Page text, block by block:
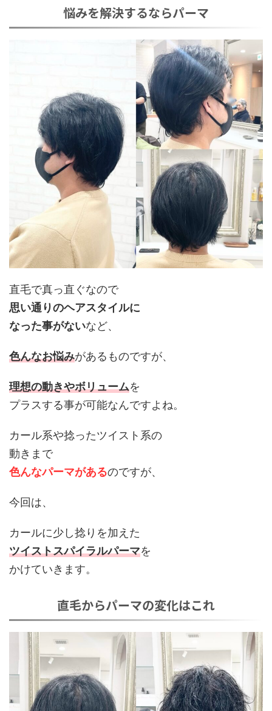
悩みを解決するならパーマ
直毛で真っ直ぐなので
思い通りのヘアスタイルに
なった事がないなど、
色んなお悩みがあるものですが、
理想の動きやボリュームを
プラスする事が可能なんですよね。
カール系や捻ったツイスト系の
動きまで
色んなパーマがあるのですが、
今回は、
カールに少し捻りを加えた
ツイストスパイラルパーマを
かけていきます。
直毛からパーマの変化はこれ